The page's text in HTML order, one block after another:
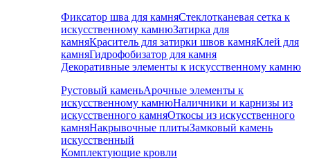
Фиксатор шва для камняСтеклотканевая сетка к
искусственному камнюЗатирка для
камняКраситель для затирки швов камняКлей для
камняГидрофобизатор для камня
Декоративные элементы к искусственному камню
Рустовый каменьАрочные элементы к
искусственному камнюНаличники и карнизы из
искусственного камняОткосы из искусственного
камняНакрывочные плитыЗамковый камень
искусственный
Комплектующие кровли